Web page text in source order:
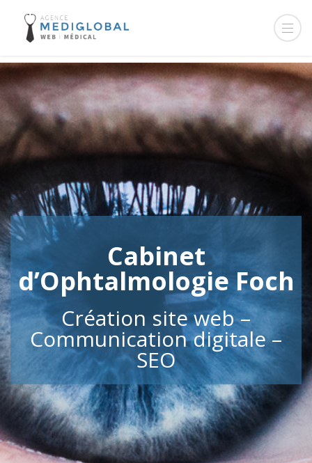
Cabinet
d’Ophtalmologie Foch
Création site web –
Communication digitale –
SEO